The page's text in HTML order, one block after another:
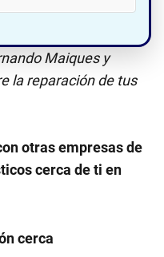
Maiques y
la reparación de tus
otras empresas de
cerca de ti en
cerca